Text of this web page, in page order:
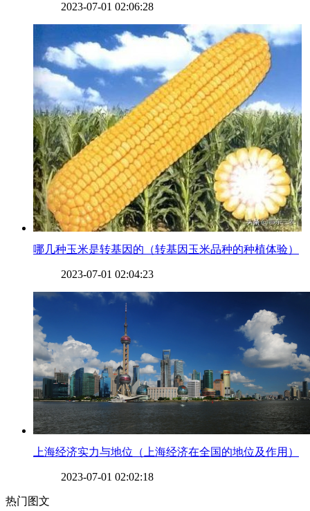
2023-07-01 02:06:28
​哪几种玉米是转基因的（转基因玉米品种的种植体验）
2023-07-01 02:04:23
​上海经济实力与地位（上海经济在全国的地位及作用）
2023-07-01 02:02:18
热门图文